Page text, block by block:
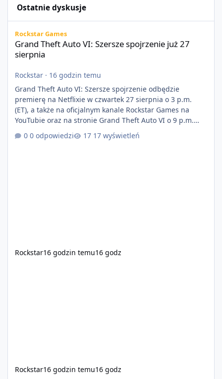
Ostatnie dyskusje
Rockstar Games
Grand Theft Auto VI: Szersze spojrzenie już 27
sierpnia
Rockstar · 16 godzin temu
Grand Theft Auto VI: Szersze spojrzenie odbędzie
premierę na Netflixie w czwartek 27 sierpnia o 3 p.m.
(ET), a także na oficjalnym kanale Rockstar Games na
YouTubie oraz na stronie Grand Theft Auto VI o 9 p.m.
(ET) 27 sierpnia. https://netflix.com/GTAVI Grand Theft
Auto VI będzie dostępne 19 listopada na PlayStation 5
0 odpowiedzi 17 wyświetleń
Rockstar16 godzin temu16 godz
Rockstar16 godzin temu16 godz